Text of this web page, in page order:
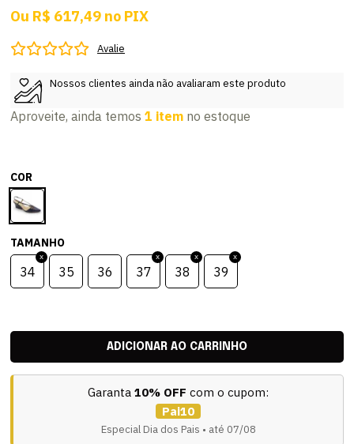
Ou R$ 617,49 no PIX
Avalie
Nossos clientes ainda não avaliaram este produto
Aproveite, ainda temos1 item no estoque
COR
TAMANHO
34 35 36 37 38 39
Garanta 10% OFF com o cupom:
Pai10
Especial Dia dos Pais • até 07/08